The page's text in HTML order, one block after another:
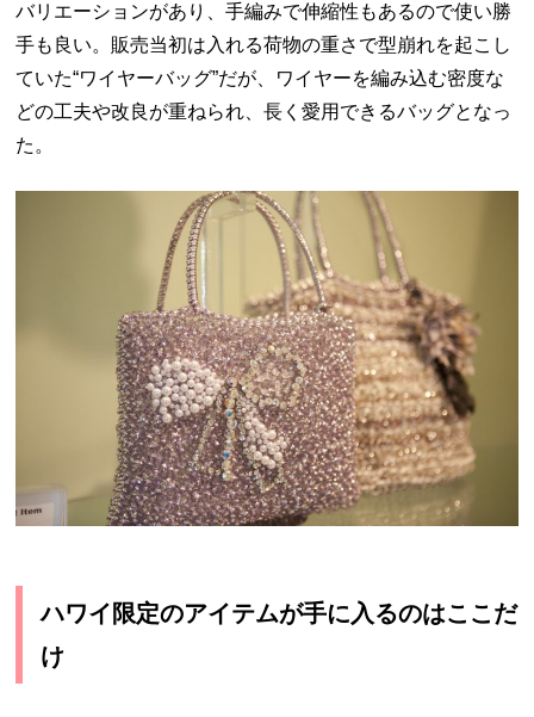
バリエーションがあり、手編みで伸縮性もあるので使い勝
手も良い。販売当初は入れる荷物の重さで型崩れを起こし
ていた“ワイヤーバッグ”だが、ワイヤーを編み込む密度な
どの工夫や改良が重ねられ、長く愛用できるバッグとなっ
た。
ハワイ限定のアイテムが手に入るのはここだ
け